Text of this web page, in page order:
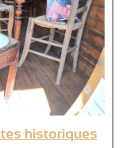
historiques